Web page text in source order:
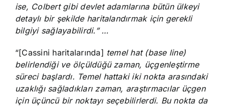
ise, Colbert gibi devlet adamlarına bütün ülkeyi
detaylı bir şekilde haritalandırmak için gerekli
bilgiyi sağlayabilirdi.” …
“[Cassini haritalarında] temel hat (base line)
belirlendiği ve ölçüldüğü zaman, üçgenleştirme
süreci başlardı. Temel hattaki iki nokta arasındaki
uzaklığı sağladıkları zaman, araştırmacılar üçgen
için üçüncü bir noktayı seçebilirlerdi. Bu nokta da